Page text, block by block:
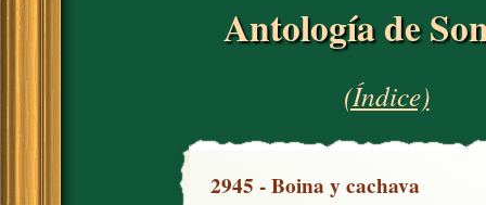
Antología de
(Índice)
2945 - Boina y cachava